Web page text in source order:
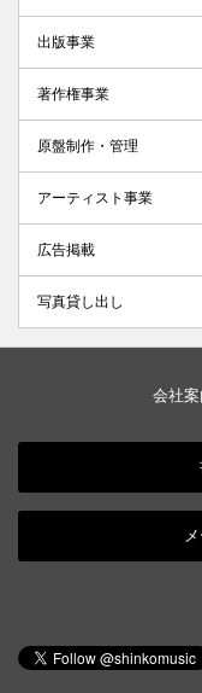
出版事業
著作権事業
原盤制作・管理
アーティスト事業
広告掲載
写真貸し出し
会社案